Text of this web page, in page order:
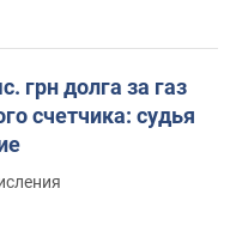
грн долга за газ
счетчика: судья